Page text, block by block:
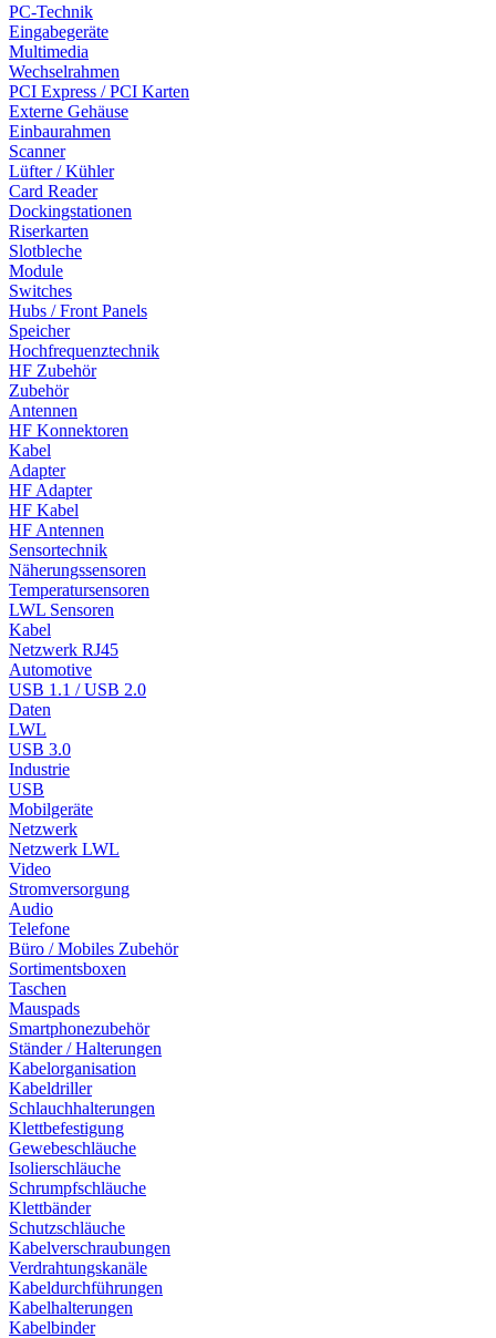
PC-Technik
Eingabegeräte
Multimedia
Wechselrahmen
PCI Express / PCI Karten
Externe Gehäuse
Einbaurahmen
Scanner
Lüfter / Kühler
Card Reader
Dockingstationen
Riserkarten
Slotbleche
Module
Switches
Hubs / Front Panels
Speicher
Hochfrequenztechnik
HF Zubehör
Zubehör
Antennen
HF Konnektoren
Kabel
Adapter
HF Adapter
HF Kabel
HF Antennen
Sensortechnik
Näherungssensoren
Temperatursensoren
LWL Sensoren
Kabel
Netzwerk RJ45
Automotive
USB 1.1 / USB 2.0
Daten
LWL
USB 3.0
Industrie
USB
Mobilgeräte
Netzwerk
Netzwerk LWL
Video
Stromversorgung
Audio
Telefone
Büro / Mobiles Zubehör
Sortimentsboxen
Taschen
Mauspads
Smartphonezubehör
Ständer / Halterungen
Kabelorganisation
Kabeldriller
Schlauchhalterungen
Klettbefestigung
Gewebeschläuche
Isolierschläuche
Schrumpfschläuche
Klettbänder
Schutzschläuche
Kabelverschraubungen
Verdrahtungskanäle
Kabeldurchführungen
Kabelhalterungen
Kabelbinder